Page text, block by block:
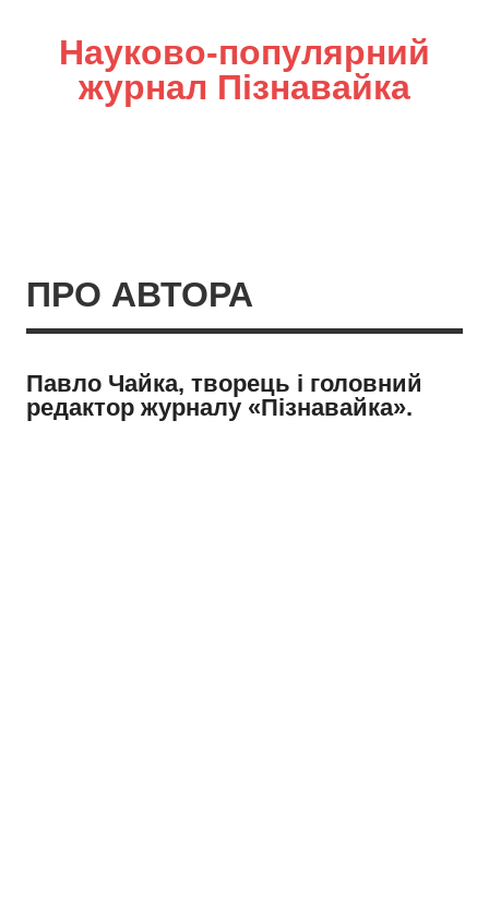
Науково-популярний
журнал Пізнавайка
ПРО АВТОРА
Павло Чайка, творець і головний
редактор журналу «Пізнавайка».